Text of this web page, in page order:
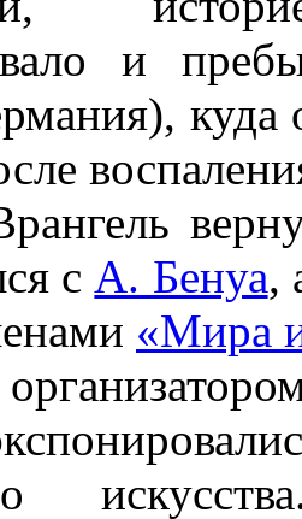
и
куда
с А. Бенуа,
«Мира